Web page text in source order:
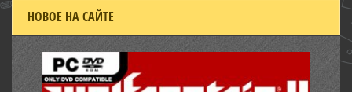
НОВОЕ НА САЙТЕ